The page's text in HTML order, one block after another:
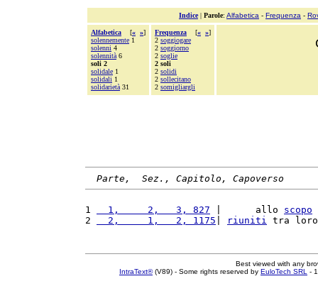
Indice| Parole: Alfabetica - Frequenza -
Alfabetica [« »]
solennemente 1
solenni 4
solennità 6
soli 2
solidale 1
solidali 1
solidarietà 31
Frequenza [« »]
2 soggiogare
2 soggiorno
2 soglie
2 soli
2 solidi
2 sollecitano
2 somigliargli
Parte,  Sez., Capitolo, Capoverso
1
  1,     2,   3, 827
|      allo scopo
2
  2,     1,   2, 1175
riuniti tra
Best viewed with any
IntraText®(V89) - Some rights reserved by EuloTech SRL -